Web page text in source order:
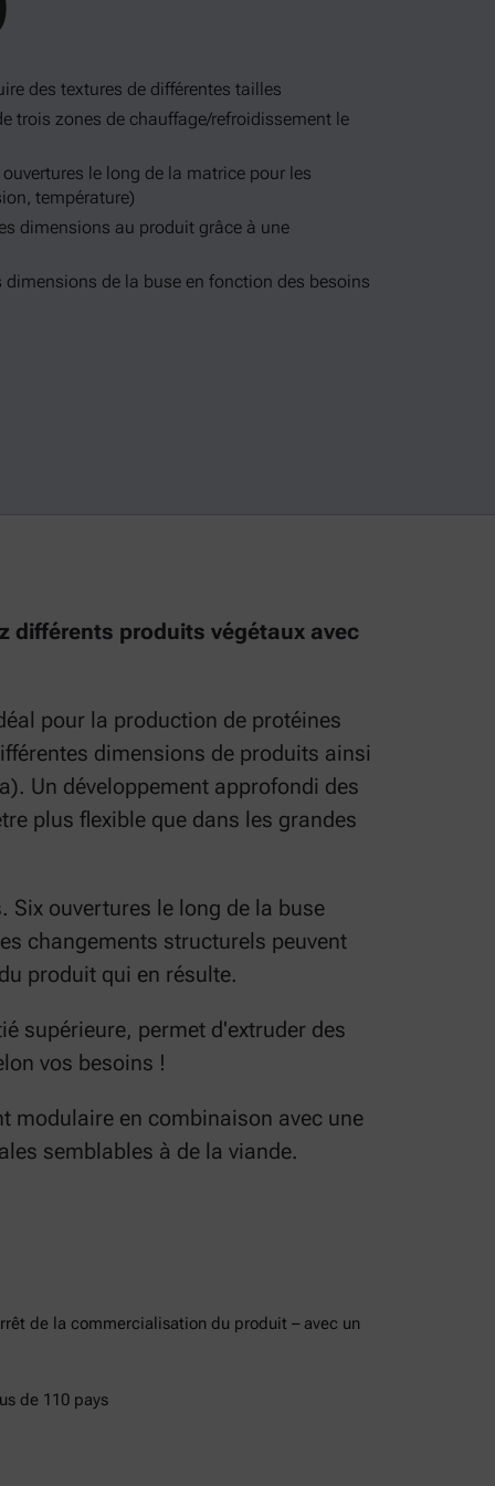
des textures de différentes tailles
trois zones de chauffage/refroidissement le
le long de la matrice pour les
température)
dimensions au produit grâce à une
de la buse en fonction des besoins
différents produits végétaux avec
pour la production de protéines
dimensions de produits ainsi
Un développement approfondi des
plus flexible que dans les grandes
Six ouvertures le long de la buse
changements structurels peuvent
produit qui en résulte.
supérieure, permet d'extruder des
vos besoins !
modulaire en combinaison avec une
semblables à de la viande.
de la commercialisation du produit – avec un
de 110 pays